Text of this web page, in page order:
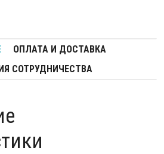
ОПЛАТА И ДОСТАВКА
СОТРУДНИЧЕСТВА